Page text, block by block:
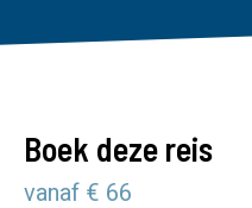
Boek deze reis
vanaf € 66